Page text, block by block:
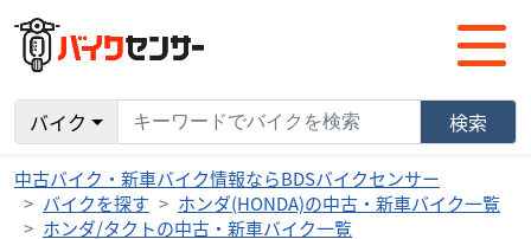
バイク 検索
中古バイク・新車バイク情報ならBDSバイクセンサー
バイクを探す
ホンダ(HONDA)の中古・新車バイク一覧
ホンダ/タクトの中古・新車バイク一覧